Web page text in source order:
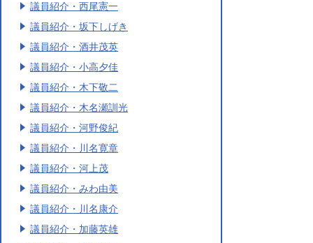
議員紹介・西尾憲一
議員紹介・坂下しげき
議員紹介・酒井茂英
議員紹介・小高夕佳
議員紹介・木下敬二
議員紹介・木名瀬訓光
議員紹介・河野俊紀
議員紹介・川名寛章
議員紹介・河上茂
議員紹介・みわ由美
議員紹介・川名康介
議員紹介・加藤英雄